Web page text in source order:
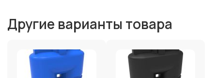
Другие варианты товара